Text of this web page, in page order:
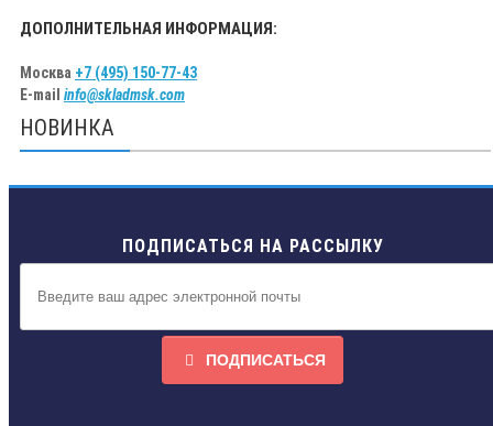
ДОПОЛНИТЕЛЬНАЯ ИНФОРМАЦИЯ:
Москва +7 (495) 150-77-43
E-mail info@skladmsk.com
НОВИНКА
ПОДПИСАТЬСЯ НА РАССЫЛКУ
ПОДПИСАТЬСЯ